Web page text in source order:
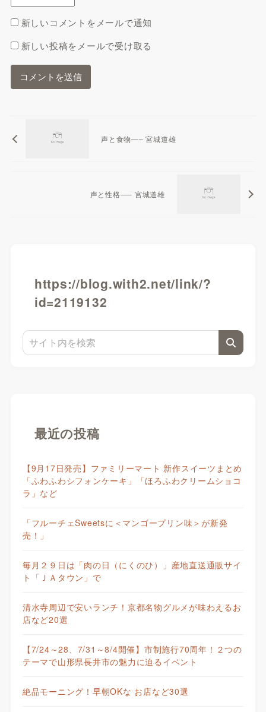
新しいコメントをメールで通知
新しい投稿をメールで受け取る
声と食物—– 宮城道雄
声と性格—– 宮城道雄
https://blog.with2.net/link/?
id=2119132
最近の投稿
【9月17日発売】ファミリーマート 新作スイーツまとめ
「ふわふわシフォンケーキ」「ほろふわクリームショコ
ラ」など
「フルーチェSweetsに＜マンゴープリン味＞が新発
売！」
毎月２９日は「肉の日（にくのひ）」産地直送通販サイ
ト「ＪＡタウン」で
清水寺周辺で安いランチ！京都名物グルメが味わえるお
店など20選
【7/24～28、7/31～8/4開催】市制施行70周年！２つの
テーマで山形県長井市の魅力に迫るイベント
絶品モーニング！早朝OKな お店など30選